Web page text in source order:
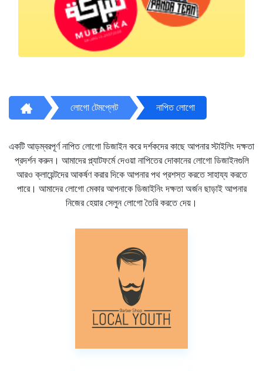
লোগো টেমপ্লেট নাপিত লোগো
একটি আড়ম্বরপূর্ণ নাপিত লোগো ডিজাইন করে দর্শকদের কাছে আপনার স্টাইলিং দক্ষতা
প্রদর্শন করুন। আমাদের প্ল্যাটফর্মে দেওয়া নাপিতের দোকানের লোগো ডিজাইনগুলি
আরও ক্লায়েন্টদের আকর্ষণ করার দিকে আপনার পথ প্রশস্ত করতে সাহায্য করতে
পারে। আমাদের লোগো মেকার আপনাকে ডিজাইনিং দক্ষতা অর্জন ছাড়াই আপনার
নিজের হেয়ার সেলুন লোগো তৈরি করতে দেয়।